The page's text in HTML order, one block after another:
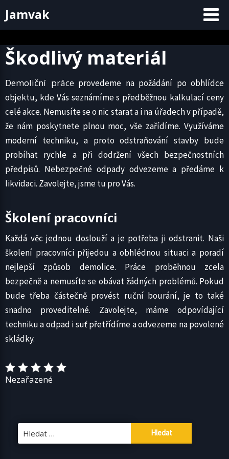
toJamvak
Škodlivý materiál
Demoliční práceprovedeme na požádání po obhlídce
objektu, kde Vás seznámíme s předběžnou kalkulací ceny
celé akce. Nemusíte se o nic starat a i na úřadech v případě,
že nám poskytnete plnou moc, vše zařídíme. Využíváme
moderní techniku, a proto odstraňování stavby bude
probíhat rychle a při dodržení všech bezpečnostních
předpisů. Nebezpečné odpady odvezeme a předáme k
likvidaci. Zavolejte, jsme tu pro Vás.
Školení pracovníci
Každá věc jednou doslouží a je potřeba ji odstranit. Naši
školení pracovníci přijedou a obhlédnou situaci a poradí
nejlepší způsob demolice. Práce proběhnou zcela
bezpečně a nemusíte se obávat žádných problémů. Pokud
bude třeba částečně provést ruční bourání, je to také
snadno proveditelné. Zavolejte, máme odpovídající
techniku a odpad i suť přetřídíme a odvezeme na povolené
skládky.
Nezařazené